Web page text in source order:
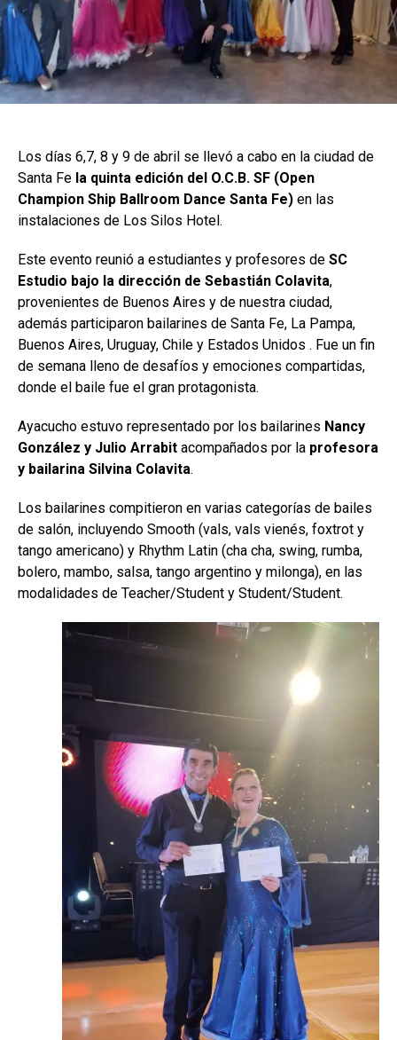
Los días 6,7, 8 y 9 de abril se llevó a cabo en la ciudad de
Santa Fe la quinta edición del O.C.B. SF (Open
Champion Ship Ballroom Dance Santa Fe) en las
instalaciones de Los Silos Hotel.
Este evento reunió a estudiantes y profesores de SC
Estudio bajo la dirección de Sebastián Colavita,
provenientes de Buenos Aires y de nuestra ciudad,
además participaron bailarines de Santa Fe, La Pampa,
Buenos Aires, Uruguay, Chile y Estados Unidos . Fue un fin
de semana lleno de desafíos y emociones compartidas,
donde el baile fue el gran protagonista.
Ayacucho estuvo representado por los bailarines Nancy
González y Julio Arrabit acompañados por la profesora
y bailarina Silvina Colavita.
Los bailarines compitieron en varias categorías de bailes
de salón, incluyendo Smooth (vals, vals vienés, foxtrot y
tango americano) y Rhythm Latin (cha cha, swing, rumba,
bolero, mambo, salsa, tango argentino y milonga), en las
modalidades de Teacher/Student y Student/Student.